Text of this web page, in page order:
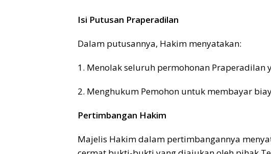
Isi Putusan Praperadilan
Dalam putusannya, Hakim menyatakan:
1. Menolak seluruh permohonan Praperadilan
2. Menghukum Pemohon untuk membayar
Pertimbangan Hakim
Majelis Hakim dalam pertimbangannya